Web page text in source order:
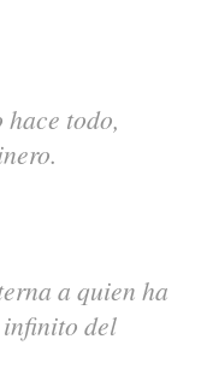
todo,
a quien ha
infinito del